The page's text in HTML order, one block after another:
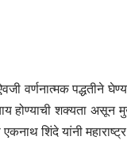
वर्णनात्मक पद्धतीने
होण्याची शक्यता
एकनाथ शिंदे यांनी